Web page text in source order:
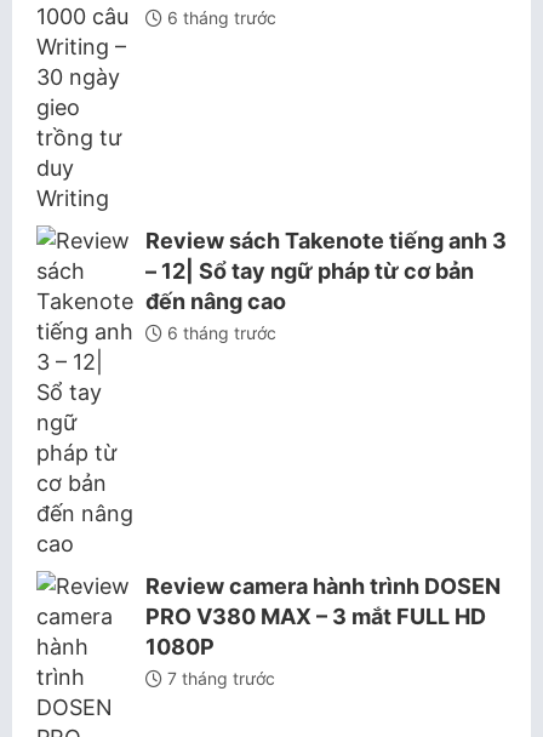
6 tháng trước
Review sách Takenote tiếng anh 3
– 12| Sổ tay ngữ pháp từ cơ bản
đến nâng cao
6 tháng trước
Review camera hành trình DOSEN
PRO V380 MAX – 3 mắt FULL HD
1080P
7 tháng trước